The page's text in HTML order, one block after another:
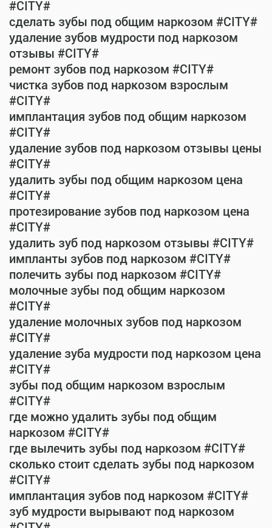
#CITY#
сделать зубы под общим наркозом #CITY#
удаление зубов мудрости под наркозом
отзывы #CITY#
ремонт зубов под наркозом #CITY#
чистка зубов под наркозом взрослым
#CITY#
имплантация зубов под общим наркозом
#CITY#
удаление зубов под наркозом отзывы цены
#CITY#
удалить зубы под общим наркозом цена
#CITY#
протезирование зубов под наркозом цена
#CITY#
удалить зуб под наркозом отзывы #CITY#
импланты зубов под наркозом #CITY#
полечить зубы под наркозом #CITY#
молочные зубы под общим наркозом
#CITY#
удаление молочных зубов под наркозом
#CITY#
удаление зуба мудрости под наркозом цена
#CITY#
зубы под общим наркозом взрослым
#CITY#
где можно удалить зубы под общим
наркозом #CITY#
где вылечить зубы под наркозом #CITY#
сколько стоит сделать зубы под наркозом
#CITY#
имплантация зубов под наркозом #CITY#
зуб мудрости вырывают под наркозом